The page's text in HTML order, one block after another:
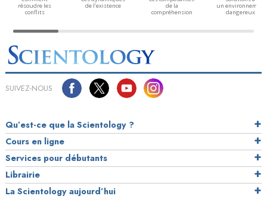
résoudre les
conflits
de l’existence
de la
compréhension
un environnement
dangereux
SUIVEZ-NOUS
Qu’est-ce que la Scientology ?
Cours en ligne
Services pour débutants
Librairie
La Scientology aujourd’hui